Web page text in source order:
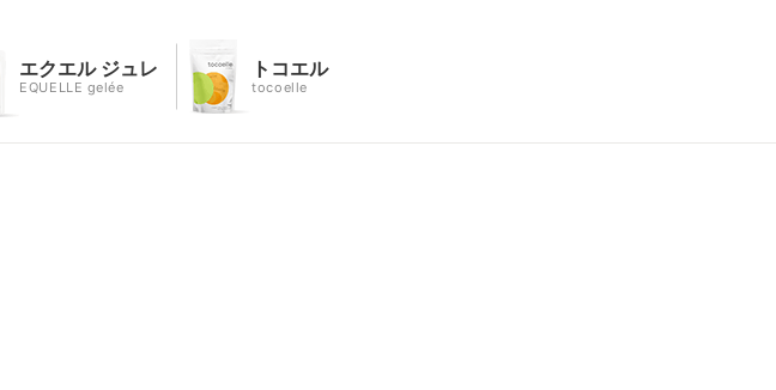
エクエル ジュレ
EQUELLE gelée
トコエル
tocoelle